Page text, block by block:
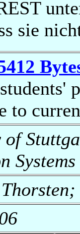
sie
to
of
Systems